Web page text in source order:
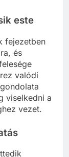
este
és
valódi
a